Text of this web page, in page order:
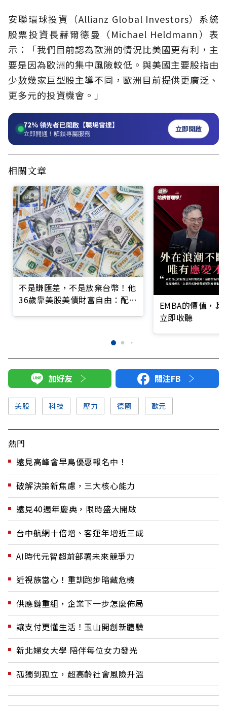
安聯環球投資（Allianz Global Investors）系統
股票投資長赫爾德曼（Michael Heldmann）表
示：「我們目前認為歐洲的情況比美國更有利，主
要是因為歐洲的集中風險較低。與美國主要股指由
少數幾家巨型股主導不同，歐洲目前提供更廣泛、
更多元的投資機會。」
72%領先者已開啟【職場雷達】
立即開通！解鎖專屬服務 立即開啟
相關文章
不是賺匯差，不是放棄台幣！他
36歲靠美股美債財富自由：配置
EMBA的價值，
立即收聽
加好友 關注FB
美股 科技 壓力 德國 歐元
熱門
遠見高峰會早鳥優惠報名中！
破解決策新焦慮，三大核心能力
遠見40週年慶典，限時盛大開啟
台中航網十倍增、客運年增近三成
AI時代元智超前部署未來競爭力
近視族當心！重訓跑步暗藏危機
供應鏈重組，企業下一步怎麼佈局
讓支付更懂生活！玉山開創新體驗
新北婦女大學 陪伴每位女力發光
孤獨到孤立，超高齡社會風險升溫